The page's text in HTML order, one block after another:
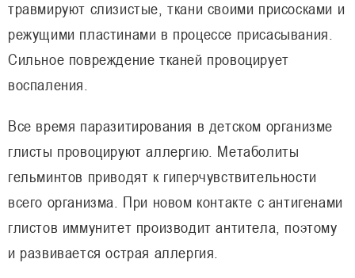
травмируют слизистые, ткани своими присосками и
режущими пластинами в процессе присасывания.
Сильное повреждение тканей провоцирует
воспаления.
Все время паразитирования в детском организме
глисты провоцируют аллергию. Метаболиты
гельминтов приводят к гиперчувствительности
всего организма. При новом контакте с антигенами
глистов иммунитет производит антитела, поэтому
и развивается острая аллергия.